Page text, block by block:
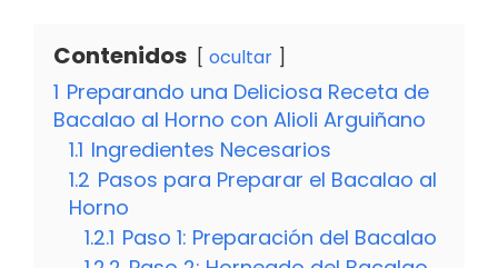
Contenidos ocultar
1 Preparando una Deliciosa Receta de
Bacalao al Horno con Alioli Arguiñano
1.1 Ingredientes Necesarios
1.2 Pasos para Preparar el Bacalao al
Horno
1.2.1 Paso 1: Preparación del Bacalao